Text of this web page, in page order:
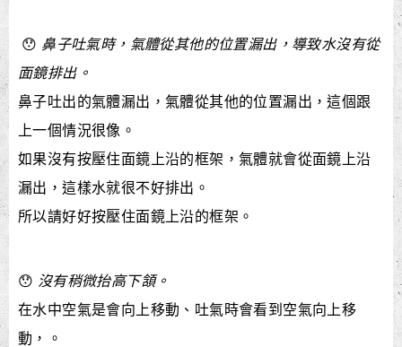
😯 鼻子吐氣時，氣體從其他的位置漏出，導致水沒有從
面鏡排出。
鼻子吐出的氣體漏出，氣體從其他的位置漏出，這個跟
上一個情況很像。
如果沒有按壓住面鏡上沿的框架，氣體就會從面鏡上沿
漏出，這樣水就很不好排出。
所以請好好按壓住面鏡上沿的框架。
😯 沒有稍微抬高下頷。
在水中空氣是會向上移動、吐氣時會看到空氣向上移
動，。